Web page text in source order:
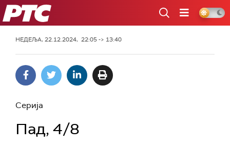
РТС
НЕДЕЉА, 22.12.2024, 22:05 -> 13:40
Серија
Пад, 4/8